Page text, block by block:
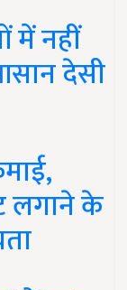
में नहीं
देसी
लगाने के